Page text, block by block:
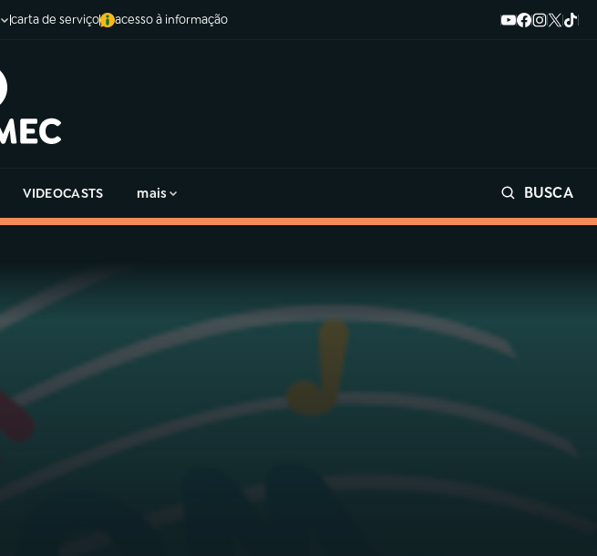
carta de serviço acesso à informação
VIDEOCASTS mais BUSCA